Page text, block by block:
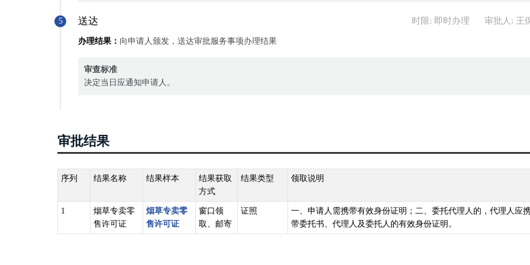
5 送达 时限: 即时办理 审批人: 王
办理结果： 向申请人颁发，送达审批服务事项办理结果
审查标准
决定当日应通知申请人。
审批结果
序列 结果名称 结果样本
结果获取
方式
结果类型 领取说明
1
烟草专卖零
售许可证
烟草专卖零
售许可证
窗口领
取、邮寄
证照
一、申请人需携带有效身份证明；二、委托代理人的，代理人应
带委托书、代理人及委托人的有效身份证明。